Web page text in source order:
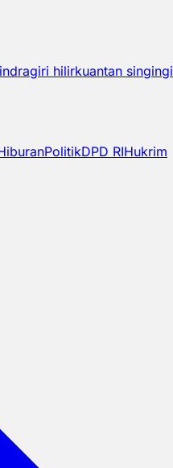
indragiri hilirkuantan singingi
PolitikDPD RIHukrim